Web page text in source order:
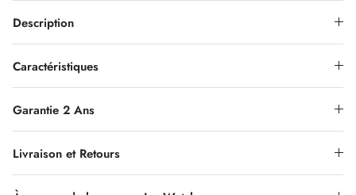
Description
Caractéristiques
Garantie 2 Ans
Livraison et Retours